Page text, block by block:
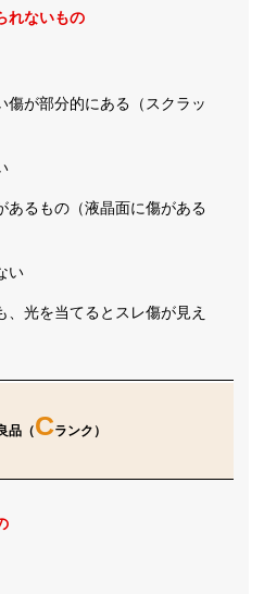
れないもの
傷が部分的にある（スクラッ
あるもの（液晶面に傷がある
い
、光を当てるとスレ傷が見え
品（Cランク）